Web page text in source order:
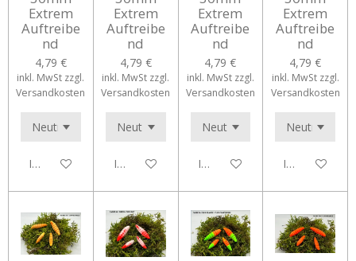
Extrem
Auftreibe
nd
4,79 €
inkl. MwSt zzgl.
Versandkosten
In den Warenkorb
Extrem
Auftreibe
nd
4,79 €
inkl. MwSt zzgl.
Versandkosten
In den Warenkorb
Extrem
Auftreibe
nd
4,79 €
inkl. MwSt zzgl.
Versandkosten
In den Warenkorb
Extrem
Auftreibe
nd
4,79 €
inkl. MwSt zzgl.
Versandkosten
In den